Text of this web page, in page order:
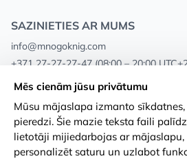
SAZINIETIES AR MUMS
info@mnogoknig.com
+371 27-27-27-47 (08:00 – 20:00
Rīga, Augusta Deglava 69d, LV-1082
Par mums
Veikali
Mēs cienām jūsu privātumu
Mūsu mājaslapa izmanto
pieredzi. Šie mazie teksta faili
lietotāji mijiedarbojas ar
personalizēt saturu un uzlabot